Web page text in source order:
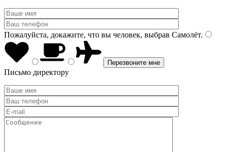
Пожалуйста, докажите, что вы человек, выбрав Самолёт.
Письмо директору